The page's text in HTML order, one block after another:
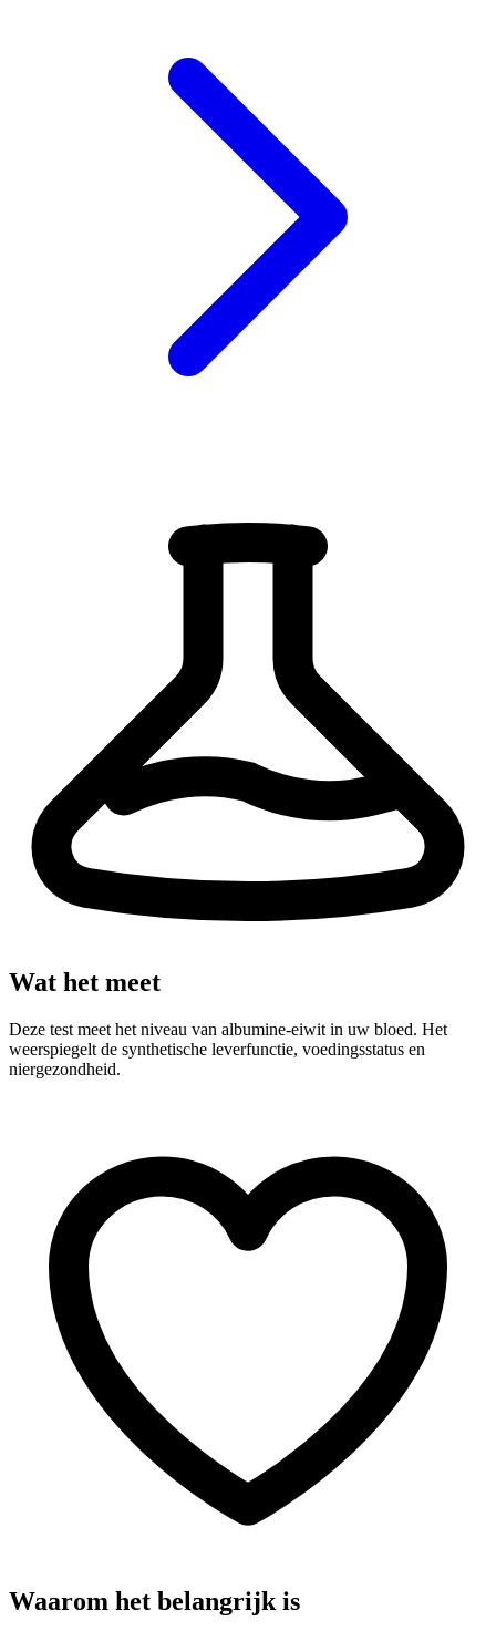
Wat het meet
Deze test meet het niveau van albumine-eiwit in uw bloed. Het
weerspiegelt de synthetische leverfunctie, voedingsstatus en
niergezondheid.
Waarom het belangrijk is